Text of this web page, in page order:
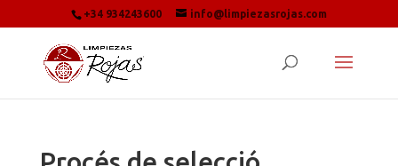
+34 934243600 info@limpiezasrojas.com